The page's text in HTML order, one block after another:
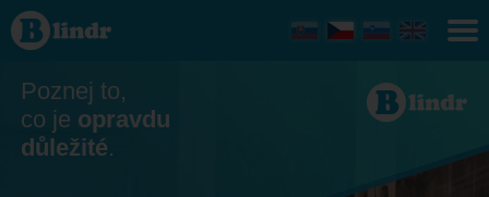
Seznamka
Poznej to,
co je opravdu
důležité.